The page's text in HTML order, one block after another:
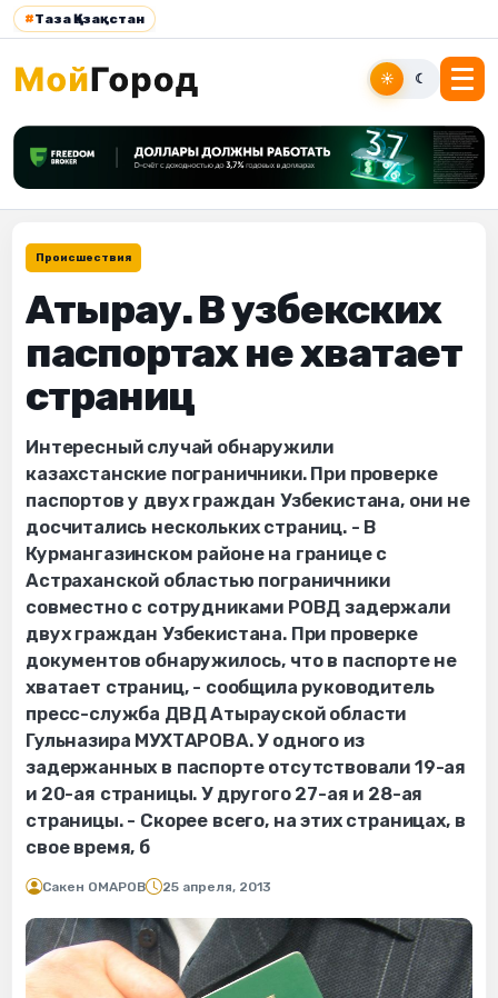
#Таза Қазақстан
☀ ☾
Происшествия
Атырау. В узбекских
паспортах не хватает
страниц
Интересный случай обнаружили
казахстанские пограничники. При проверке
паспортов у двух граждан Узбекистана, они не
досчитались нескольких страниц. - В
Курмангазинском районе на границе с
Астраханской областью пограничники
совместно с сотрудниками РОВД задержали
двух граждан Узбекистана. При проверке
документов обнаружилось, что в паспорте не
хватает страниц, - сообщила руководитель
пресс-служба ДВД Атырауской области
Гульназира МУХТАРОВА. У одного из
задержанных в паспорте отсутствовали 19-ая
и 20-ая страницы. У другого 27-ая и 28-ая
страницы. - Скорее всего, на этих страницах, в
свое время, б
Сакен ОМАРОВ 25 апреля, 2013